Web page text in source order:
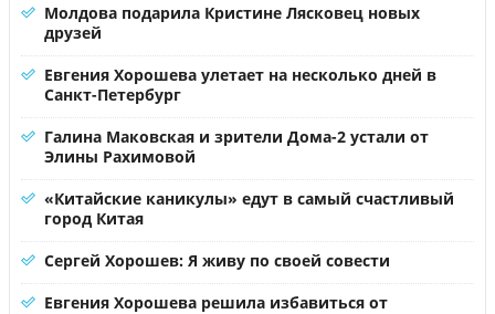
Молдова подарила Кристине Лясковец новых
друзей
Евгения Хорошева улетает на несколько дней в
Санкт-Петербург
Галина Маковская и зрители Дома-2 устали от
Элины Рахимовой
«Китайские каникулы» едут в самый счастливый
город Китая
Сергей Хорошев: Я живу по своей совести
Евгения Хорошева решила избавиться от